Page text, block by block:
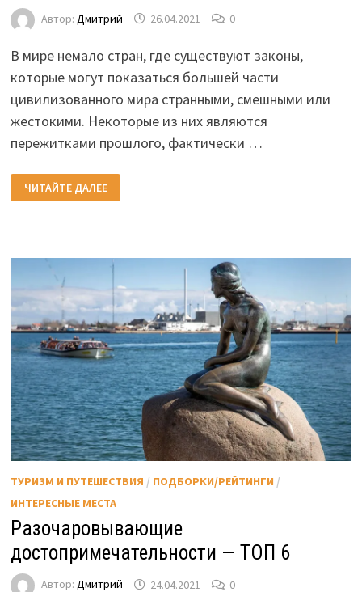
Автор: Дмитрий 26.04.2021 0
В мире немало стран, где существуют законы,
которые могут показаться большей части
цивилизованного мира странными, смешными или
жестокими. Некоторые из них являются
пережитками прошлого, фактически …
ЖЕСТОКИЕ
ЗАКОНЫ
МИРА
ЧИТАЙТЕ ДАЛЕЕ
ТУРИЗМ И ПУТЕШЕСТВИЯ / ПОДБОРКИ/РЕЙТИНГИ /
ИНТЕРЕСНЫЕ МЕСТА
Разочаровывающие
достопримечательности — ТОП 6
Автор: Дмитрий 24.04.2021 0